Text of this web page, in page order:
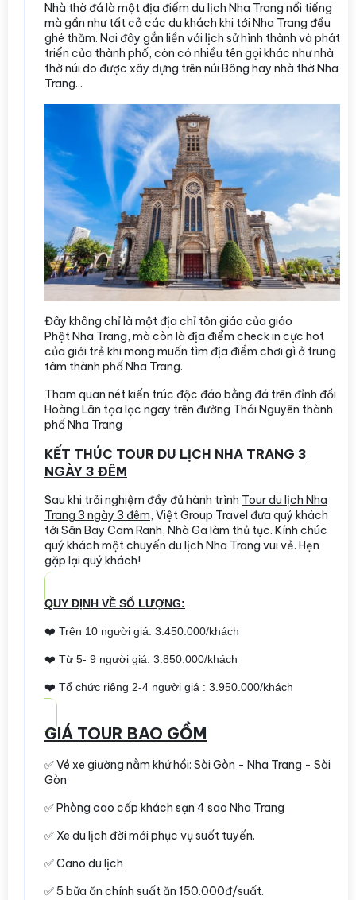
Nhà thờ đá là một địa điểm du lịch Nha Trang nổi tiếng
mà gần như tất cả các du khách khi tới Nha Trang đều
ghé thăm. Nơi đây gắn liền với lịch sử hình thành và phát
triển của thành phố, còn có nhiều tên gọi khác như nhà
thờ núi do được xây dựng trên núi Bông hay nhà thờ Nha
Trang...
Đây không chỉ là một địa chỉ tôn giáo của giáo
Phật Nha Trang, mà còn là địa điểm check in cực hot
của giới trẻ khi mong muốn tìm địa điểm chơi gì ở trung
tâm thành phố Nha Trang.
Tham quan nét kiến trúc độc đáo bằng đá trên đỉnh đồi
Hoàng Lân tọa lạc ngay trên đường Thái Nguyên thành
phố Nha Trang
KẾT THÚC TOUR DU LỊCH NHA TRANG 3
NGÀY 3 ĐÊM
Sau khi trải nghiệm đầy đủ hành trình Tour du lịch Nha
Trang 3 ngày 3 đêm, Việt Group Travel đưa quý khách
tới Sân Bay Cam Ranh, Nhà Ga làm thủ tục. Kính chúc
quý khách một chuyến du lịch Nha Trang vui vẻ. Hẹn
gặp lại quý khách!
QUY ĐỊNH VỀ SỐ LƯỢNG:
❤️ Trên 10 người giá: 3.450.000/khách
❤️ Từ 5- 9 người giá: 3.850.000/khách
❤️ Tổ chức riêng 2-4 người giá : 3.950.000/khách
GIÁ TOUR BAO GỒM
✅ Vé xe giường nằm khứ hồi: Sài Gòn - Nha Trang - Sài
Gòn
✅ Phòng cao cấp khách sạn 4 sao Nha Trang
✅ Xe du lịch đời mới phục vụ suốt tuyến.
✅ Cano du lịch
✅ 5 bữa ăn chính suất ăn 150.000đ/suất.